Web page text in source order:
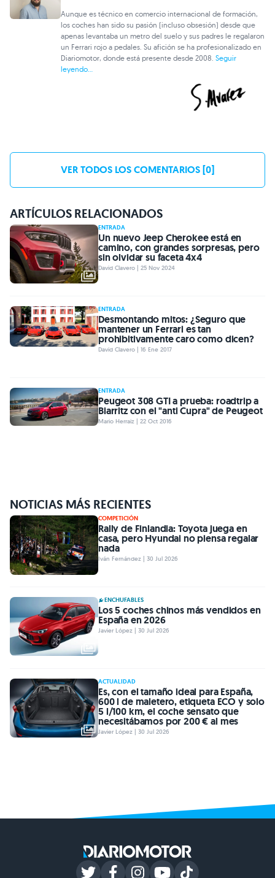
Aunque es técnico en comercio internacional de formación,
los coches han sido su pasión (incluso obsesión) desde que
apenas levantaba un metro del suelo y sus padres le regalaron
un Ferrari rojo a pedales. Su afición se ha profesionalizado en
Diariomotor, donde está presente desde 2008.Seguir
leyendo...
VER TODOS LOS COMENTARIOS [0]
ARTÍCULOS RELACIONADOS
ENTRADA
Un nuevo Jeep Cherokee está en
camino, con grandes sorpresas, pero
sin olvidar su faceta 4x4
David Clavero | 25 Nov 2024
ENTRADA
Desmontando mitos: ¿Seguro que
mantener un Ferrari es tan
prohibitivamente caro como dicen?
David Clavero | 16 Ene 2017
ENTRADA
Peugeot 308 GTI a prueba: roadtrip a
Biarritz con el "anti Cupra" de Peugeot
Mario Herraiz | 22 Oct 2016
NOTICIAS MÁS RECIENTES
COMPETICIÓN
Rally de Finlandia: Toyota juega en
casa, pero Hyundai no piensa regalar
nada
Iván Fernández | 30 Jul 2026
ENCHUFABLES
Los 5 coches chinos más vendidos en
España en 2026
Javier López | 30 Jul 2026
ACTUALIDAD
Es, con el tamaño ideal para España,
600 l de maletero, etiqueta ECO y solo
5 l/100 km, el coche sensato que
necesitábamos por 200 € al mes
Javier López | 30 Jul 2026